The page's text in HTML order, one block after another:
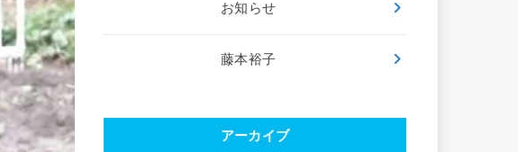
お知らせ
藤本裕子
アーカイブ